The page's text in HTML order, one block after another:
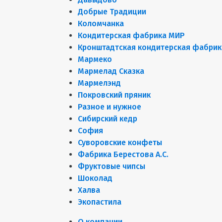
Добрые Традиции
Коломчанка
Кондитерская фабрика МИР
Кронштадтская кондитерская
Мармеко
Мармелад Сказка
Мармелэнд
Покровский пряник
Разное и нужное
Сибирский кедр
София
Суворовские конфеты
Фабрика Берестова А.С.
Фруктовые чипсы
Шоколад
Халва
Экопастила